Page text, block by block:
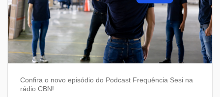
Confira o novo episódio do Podcast Frequência Sesi na
rádio CBN!